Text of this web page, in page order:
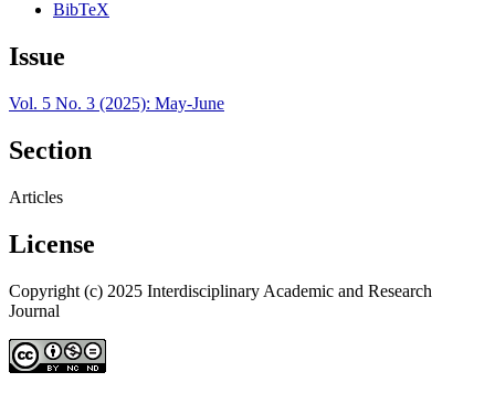
BibTeX
Issue
Vol. 5 No. 3 (2025): May-June
Section
Articles
License
Copyright (c) 2025 Interdisciplinary Academic and Research
Journal